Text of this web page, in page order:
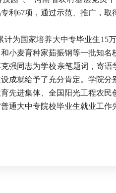
利67项，通过示范、推广，
计为国家培养大中专毕业生
和小麦育种家茹振钢等一批知
强同志为学校亲笔题词，寄
成就给予了充分肯定。学院
先进集体、全国阳光工程农
通大中专院校毕业生就业工